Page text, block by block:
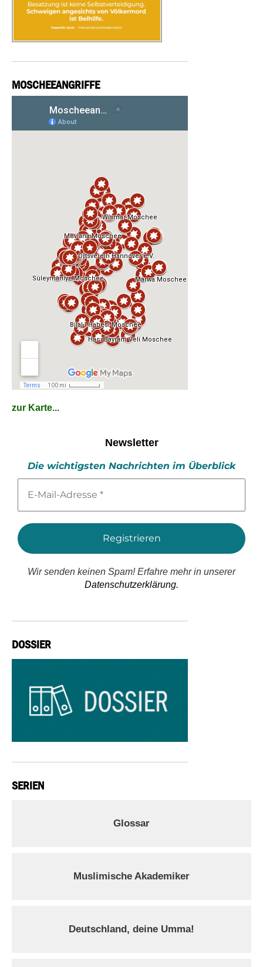
MOSCHEEANGRIFFE
zur Karte...
Newsletter
Die wichtigsten Nachrichten im Überblick
Mail-
*
Wir senden keinen Spam! Erfahre mehr in unserer
Datenschutzerklärung.
DOSSIER
SERIEN
Glossar
Muslimische Akademiker
Deutschland, deine Umma!